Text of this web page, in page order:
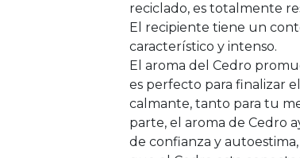
reciclado, es totalmente
El recipiente tiene un
característico y intenso.
El aroma del Cedro
es perfecto para finalizar
calmante, tanto para tu
parte, el aroma de Cedro
de confianza y